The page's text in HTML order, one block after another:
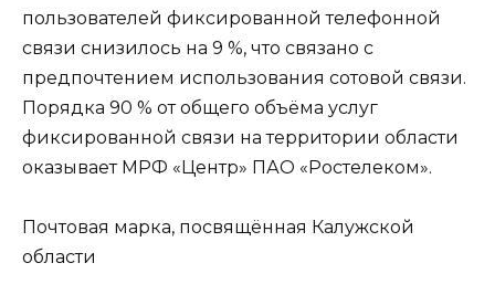
пользователей фиксированной телефонной
связи снизилось на 9 %, что связано с
предпочтением использования сотовой связи.
Порядка 90 % от общего объёма услуг
фиксированной связи на территории области
оказывает МРФ «Центр» ПАО «Ростелеком».
Почтовая марка, посвящённая Калужской
области